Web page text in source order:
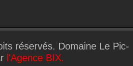
réservés. Domaine Le Pic-
l'Agence BIX.